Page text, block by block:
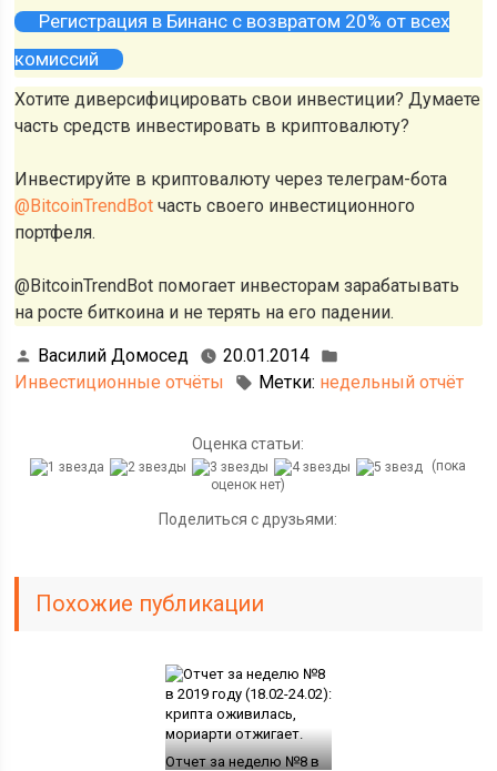
Регистрация в Бинанс с возвратом 20% от всех
комиссий
Хотите диверсифицировать свои инвестиции? Думаете
часть средств инвестировать в криптовалюту?
Инвестируйте в криптовалюту через телеграм-бота
@BitcoinTrendBot часть своего инвестиционного
портфеля.
@BitcoinTrendBot помогает инвесторам зарабатывать
на росте биткоина и не терять на его падении.
Василий Домосед
20.01.2014
Инвестиционные отчёты
Метки: недельный отчёт
Оценка статьи:
(пока
оценок нет)
Поделиться с друзьями:
Похожие публикации
Отчет за неделю №8 в